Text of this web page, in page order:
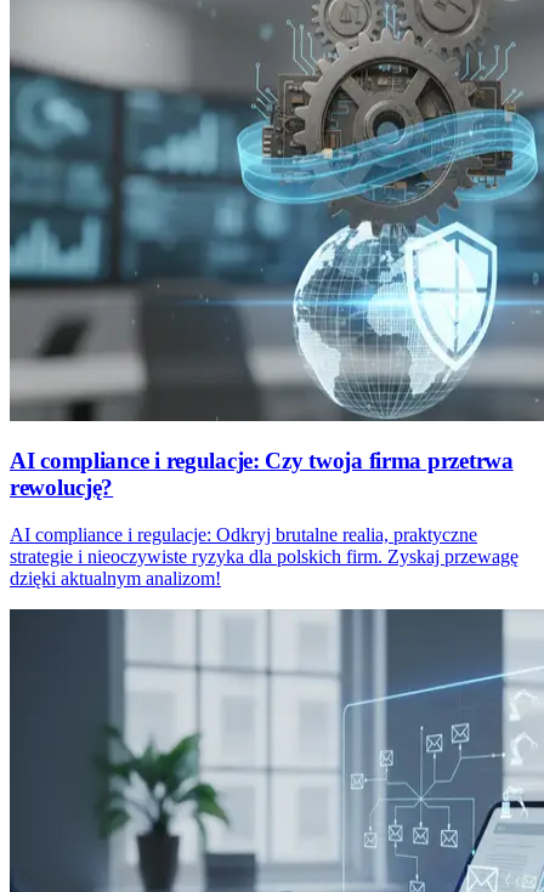
AI compliance i regulacje: Czy twoja firma przetrwa
rewolucję?
AI compliance i regulacje: Odkryj brutalne realia, praktyczne
strategie i nieoczywiste ryzyka dla polskich firm. Zyskaj przewagę
dzięki aktualnym analizom!